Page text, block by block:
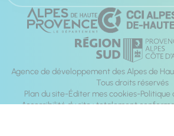
Agence de développement des Alpes de
Tous droits réservés
Plan du site Éditer mes cookies
Accessibilité du site : totalement